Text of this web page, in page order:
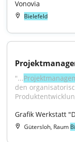
Vonovia
Bielefeld
"...
den
Grafik Werkstatt
Gütersloh, Raum